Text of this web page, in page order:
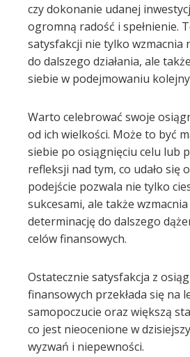
czy dokonanie udanej
ogromną radość i spełnienie.
satysfakcji nie tylko wzmacnia
do dalszego działania, ale
siebie w podejmowaniu
Warto celebrować swoje
od ich wielkości. Może to być
siebie po osiągnięciu celu lub
refleksji nad tym, co udało się
podejście pozwala nie tylko
sukcesami, ale także
determinację do dalszego
celów finansowych.
Ostatecznie satysfakcja z
finansowych przekłada się na
samopoczucie oraz większą
co jest nieocenione w
wyzwań i niepewności.